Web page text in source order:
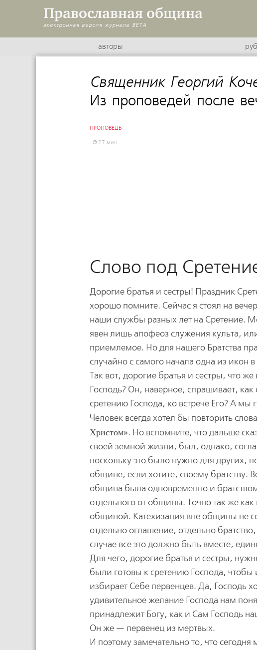
Православная община
электронная версия журнала BETA
авторы
Священник Георгий
Из проповедей после
ПРОПОВЕДЬ
27 мин.
Слово под
Дорогие братья и сестры! Праздник
хорошо помните. Сейчас я стоял на
наши службы разных лет на Сретение.
явен лишь апофеоз служения культа,
приемлемое. Но для нашего Братства
случайно с самого начала одна из икон
Так вот, дорогие братья и сестры, что
Господь? Он, наверное, спрашивает,
сретению Господа, ко встрече Его? А
Человек всегда хотел бы повторить
Христом . Но вспомните, что дальше
своей земной жизни, был, однако,
поскольку это было нужно для других,
общине, если хотите, своему братству.
община была одновременно и
отдельного от общины. Точно так же
общиной. Катехизация вне общины не
отдельно оглашение, отдельно
случае все это должно быть вместе,
Для чего, дорогие братья и сестры,
были готовы к сретению Господа,
избирает Себе первенцев. Да, Господь
удивительное желание Господа нам
принадлежит Богу, как и Сам Господь
Он же — первенец из мертвых.
И поэтому замечательно то, что